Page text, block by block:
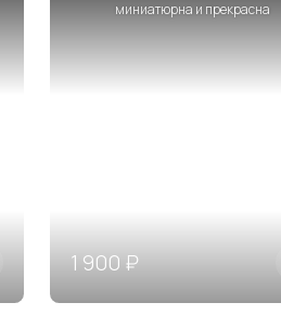
миниатюрна и прекрасна
1 900 ₽